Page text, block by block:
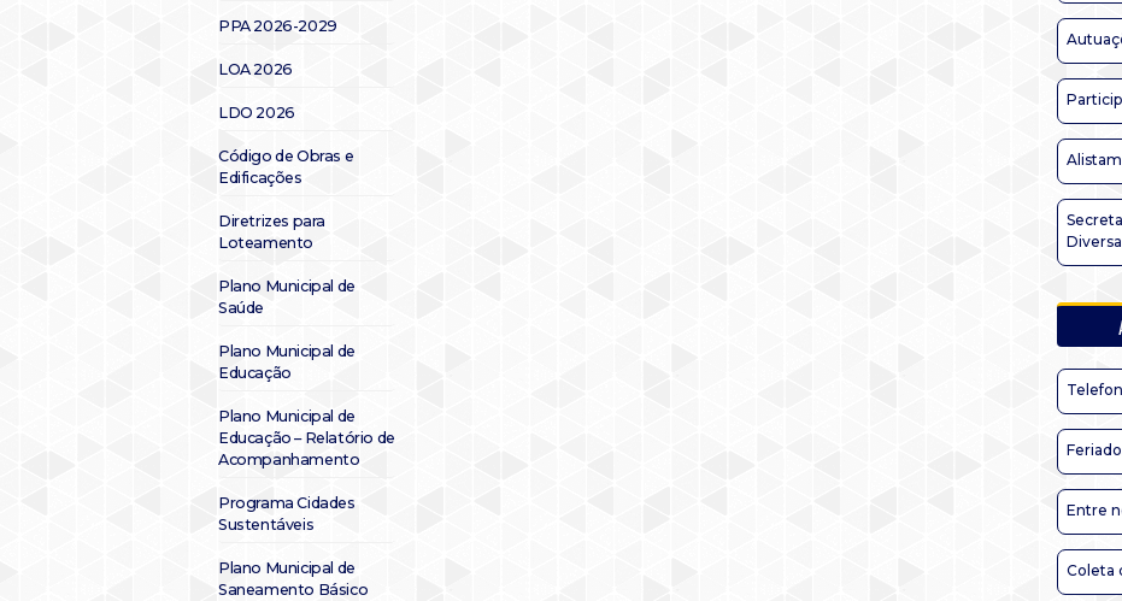
PPA 2026-2029
LOA 2026
LDO 2026
Código de Obras e
Edificações
Diretrizes para
Loteamento
Plano Municipal de
Saúde
Plano Municipal de
Educação
Plano Municipal de
Educação – Relatório de
Acompanhamento
Programa Cidades
Sustentáveis
Plano Municipal de
Saneamento Básico
Entre
Coleta